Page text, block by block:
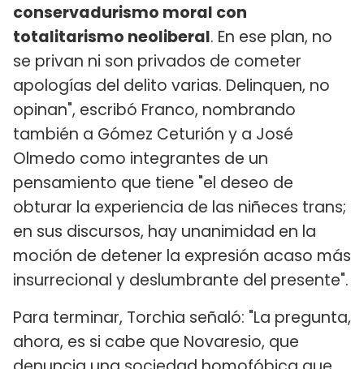
conservadurismo moral con
totalitarismo neoliberal. En ese plan, no
se privan ni son privados de cometer
apologías del delito varias. Delinquen, no
opinan", escribó Franco, nombrando
también a Gómez Ceturión y a José
Olmedo como integrantes de un
pensamiento que tiene "el deseo de
obturar la experiencia de las niñeces trans;
en sus discursos, hay unanimidad en la
moción de detener la expresión acaso más
insurrecional y deslumbrante del presente".
Para terminar, Torchia señaló: "La pregunta,
ahora, es si cabe que Novaresio, que